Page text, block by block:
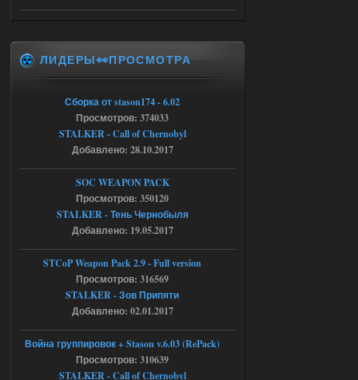
Stalker-Mods-Clan-su
Ответить ➤
05.08.2026
AndreySA
[05.08.26
20:23:10.934] [17468]
FATAL ERROR
[error]Expression : FATAL ERROR
[error]Function :
CScriptEngine::lua_pcall_failed
[error]File : D:\a\OGSR-
Engine\OGSR-
Engine\ogsr_engine\COMMON_AI\scrip
[error]Line : 75
[error]Description :
[CScriptEngine::lua_pcall_failed]: ... -
chernobyl\gamedata\scripts\xr_camper.sc
ЛИДЕРЫ👀ПРОСМОТРА
Сборка от stason174 - 6.02
Просмотров: 374033
STALKER - Call of Chernobyl
Добавлено: 28.10.2017
SOC WEAPON PACK
Просмотров: 350120
STALKER - Тень Чернобыля
Добавлено: 19.05.2017
STCoP Weapon Pack 2.9 - Full version
Просмотров: 316569
STALKER - Зов Припяти
Добавлено: 02.01.2017
Война группировок + Stason v.6.03 (RePack)
Просмотров: 310639
STALKER - Call of Chernobyl